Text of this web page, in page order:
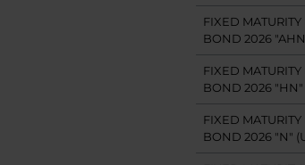
FIXED
BOND 2026
FIXED
BOND 2026 "HN"
FIXED
BOND 2026 "N"